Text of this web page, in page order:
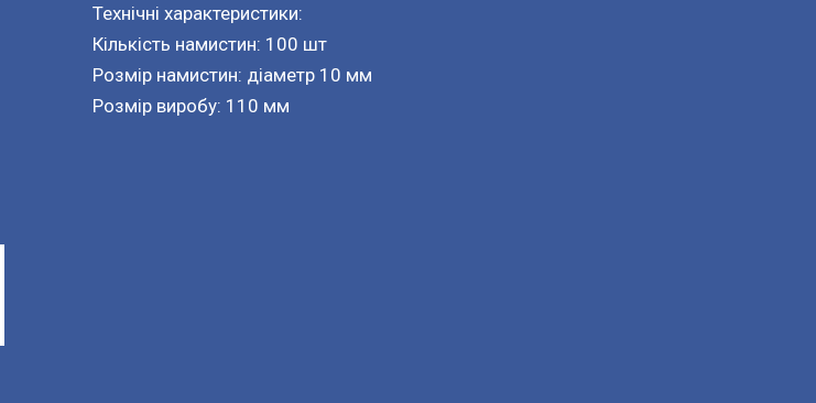
Технічні характеристики:
Кількість намистин: 100 шт
Розмір намистин: діаметр 10 мм
Розмір виробу: 110 мм